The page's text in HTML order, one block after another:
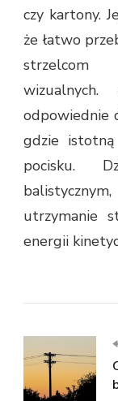
czy kartony.
że łatwo
strzelcom
odpowiednie
gdzie
pocisku.
utrzymanie
energii